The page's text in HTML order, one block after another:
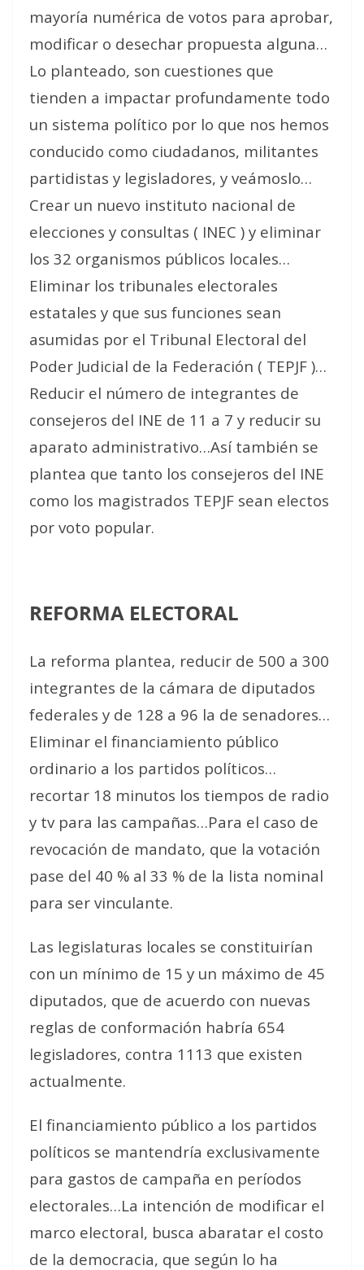
mayoría numérica de votos para aprobar,
modificar o desechar propuesta alguna…
Lo planteado, son cuestiones que
tienden a impactar profundamente todo
un sistema político por lo que nos hemos
conducido como ciudadanos, militantes
partidistas y legisladores, y veámoslo…
Crear un nuevo instituto nacional de
elecciones y consultas ( INEC ) y eliminar
los 32 organismos públicos locales…
Eliminar los tribunales electorales
estatales y que sus funciones sean
asumidas por el Tribunal Electoral del
Poder Judicial de la Federación ( TEPJF )…
Reducir el número de integrantes de
consejeros del INE de 11 a 7 y reducir su
aparato administrativo…Así también se
plantea que tanto los consejeros del INE
como los magistrados TEPJF sean electos
por voto popular.
REFORMA ELECTORAL
La reforma plantea, reducir de 500 a 300
integrantes de la cámara de diputados
federales y de 128 a 96 la de senadores…
Eliminar el financiamiento público
ordinario a los partidos políticos…
recortar 18 minutos los tiempos de radio
y tv para las campañas…Para el caso de
revocación de mandato, que la votación
pase del 40 % al 33 % de la lista nominal
para ser vinculante.
Las legislaturas locales se constituirían
con un mínimo de 15 y un máximo de 45
diputados, que de acuerdo con nuevas
reglas de conformación habría 654
legisladores, contra 1113 que existen
actualmente.
El financiamiento público a los partidos
políticos se mantendría exclusivamente
para gastos de campaña en períodos
electorales…La intención de modificar el
marco electoral, busca abaratar el costo
de la democracia, que según lo ha